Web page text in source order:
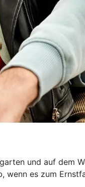
und auf dem
wenn es zum